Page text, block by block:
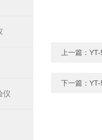
仪
上一篇：
下一篇：